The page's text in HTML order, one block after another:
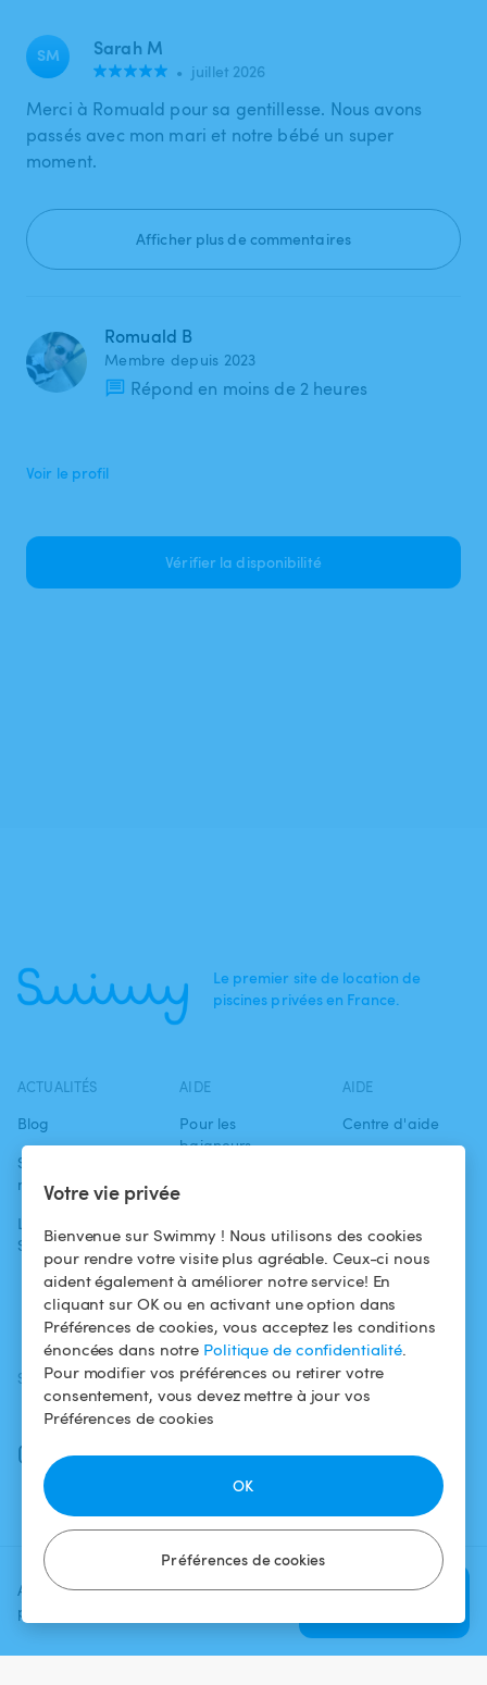
Votre vie privée
Bienvenue sur Swimmy ! Nous utilisons des cookies
pour rendre votre visite plus agréable. Ceux-ci nous
aident également à améliorer notre service! En
cliquant sur OK ou en activant une option dans
Préférences de cookies, vous acceptez les conditions
énoncées dans notre Politique de confidentialité.
Pour modifier vos préférences ou retirer votre
consentement, vous devez mettre à jour vos
Préférences de cookies
Préférences de cookies
OK
Ajoutez une date et un créneau
pour voir le prix
Vérifier la
SM Sarah M
• juillet 2026
Merci à Romuald pour sa gentillesse. Nous avons
passés avec mon mari et notre bébé un super
moment.
Afficher plus de commentaires
Romuald B
Membre depuis 2023
Répond en moins de 2 heures
Voir le profil
Vérifier la disponibilité
Le premier site de location de
piscines privées en France.
ACTUALITÉS
Blog
Swimmy dans les
médias
L'aventure
Swimmy
AIDE
Pour les
baigneurs
Louer ma piscine
Comment ça
marche ?
AIDE
Centre d'aide
confidentialité
Mentions légales
SUIVEZ-NOUS
Facebook
Instagram
TÉLÉCHARGEZ L'APP